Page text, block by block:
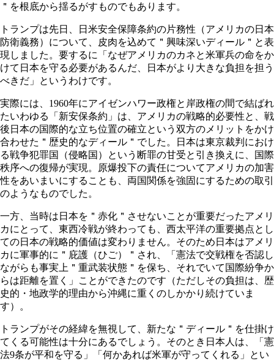
＂を根底から揺るがすものでもあります。
トランプは先日、日米安全保障条約の片務性（アメリカの日本
防衛義務）について、皮肉を込めて＂興味深いディール＂と表
現しました。要するに「なぜアメリカのカネと米軍兵の命をか
けて日本を守る必要があるんだ、日本がより大きな負担を担う
べきだ」というわけです。
実際には、 1960年にアイゼンハワー政権と岸政権の間で結ばれ
たいわゆる「新安保条約」は、アメリカの戦略的必要性と、戦
後日本の国際的な立ち位置の確立という双方のメリットをかけ
合わせた＂歴史的なディール＂でした。日本は東京裁判におけ
る戦争犯罪国（侵略国）という断罪の甘受と引き換えに、国際
秩序への復帰が実現。原爆投下の責任についてアメリカの加害
性をあいまいにすることも、両国関係を強固にするための取引
のようなものでした。
一方、当時は日本を＂赤化＂させないことが重要だったアメリ
カにとって、東西冷戦が終わっても、西太平洋の重要拠点とし
ての日本の戦略的価値は変わりません。そのため日本はアメリ
カに軍事的に＂庇護（ひご）＂され、「憲法で交戦権を否認し
ながらも事実上＂重武装状態＂を保ち、それでいて国際紛争か
らは距離を置く」ことができたのです（ただしその負担は、歴
史的・地政学的理由から沖縄に重くのしかかり続けていま
す）。
トランプがその経緯を無視して、新たな＂ディール＂を仕掛け
てくる可能性は十分にあるでしょう。そのとき日本人は、「憲
法9条が平和を守る」「何かあれば米軍が守ってくれる」とい